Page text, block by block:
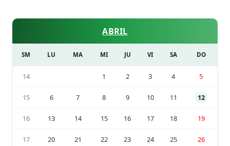
ABRIL
SM LU MA MI JU VI SA DO
14 1 2 3 4 5
15 6 7 8 9 10 11 12
16 13 14 15 16 17 18 19
17 20 21 22 23 24 25 26